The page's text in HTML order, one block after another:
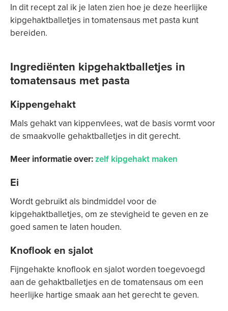
In dit recept zal ik je laten zien hoe je deze heerlijke
kipgehaktballetjes in tomatensaus met pasta kunt
bereiden.
Ingrediënten kipgehaktballetjes in
tomatensaus met pasta
Kippengehakt
Mals gehakt van kippenvlees, wat de basis vormt voor
de smaakvolle gehaktballetjes in dit gerecht.
Meer informatie over:zelf kipgehakt maken
Ei
Wordt gebruikt als bindmiddel voor de
kipgehaktballetjes, om ze stevigheid te geven en ze
goed samen te laten houden.
Knoflook en sjalot
Fijngehakte knoflook en sjalot worden toegevoegd
aan de gehaktballetjes en de tomatensaus om een
heerlijke hartige smaak aan het gerecht te geven.